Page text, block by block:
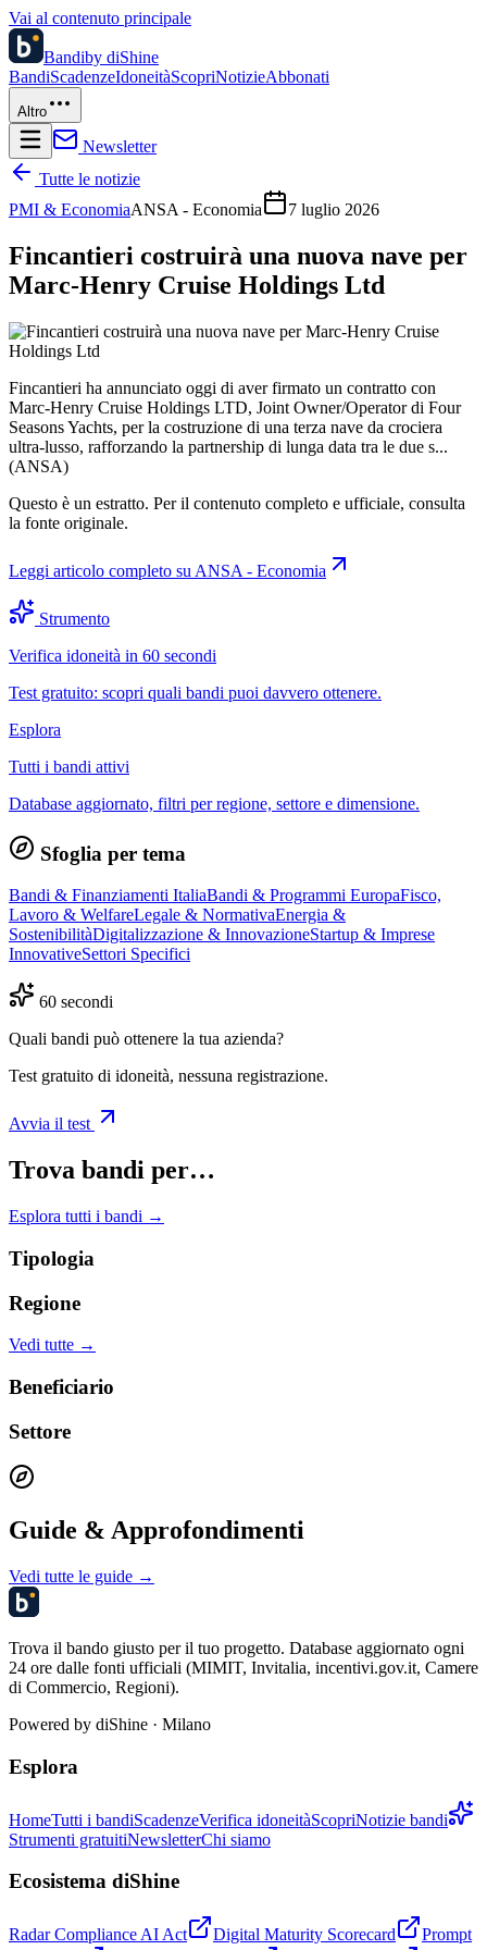
Vai al contenuto principale
Bandiby diShine
BandiScadenzeIdoneitàScopriNotizieAbbonati
Altro
Newsletter
Tutte le notizie
PMI & EconomiaANSA - Economia 7 luglio 2026
Fincantieri costruirà una nuova nave per
Marc-Henry Cruise Holdings Ltd
Fincantieri ha annunciato oggi di aver firmato un contratto con
Marc-Henry Cruise Holdings LTD, Joint Owner/Operator di Four
Seasons Yachts, per la costruzione di una terza nave da crociera
ultra-lusso, rafforzando la partnership di lunga data tra le due s...
(ANSA)
Questo è un estratto. Per il contenuto completo e ufficiale, consulta
la fonte originale.
Leggi articolo completo su ANSA - Economia
Strumento
Verifica idoneità in 60 secondi
Test gratuito: scopri quali bandi puoi davvero ottenere.
Esplora
Tutti i bandi attivi
Database aggiornato, filtri per regione, settore e dimensione.
Sfoglia per tema
Bandi & Finanziamenti ItaliaBandi & Programmi EuropaFisco,
Lavoro & WelfareLegale & NormativaEnergia &
SostenibilitàDigitalizzazione & InnovazioneStartup & Imprese
InnovativeSettori Specifici
60 secondi
Quali bandi può ottenere la tua azienda?
Test gratuito di idoneità, nessuna registrazione.
Avvia il test
Trova bandi per…
Esplora tutti i bandi →
Tipologia
Regione
Vedi tutte →
Beneficiario
Settore
Guide & Approfondimenti
Vedi tutte le guide →
Trova il bando giusto per il tuo progetto. Database aggiornato ogni
24 ore dalle fonti ufficiali (MIMIT, Invitalia, incentivi.gov.it, Camere
di Commercio, Regioni).
Powered by diShine · Milano
Esplora
HomeTutti i bandiScadenzeVerifica idoneitàScopriNotizie bandi
Strumenti gratuitiNewsletterChi siamo
Ecosistema diShine
Radar Compliance AI Act Digital Maturity Scorecard Prompt